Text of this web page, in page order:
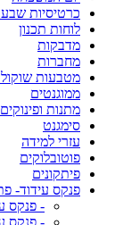
כרטיסיות
לוחות תכנון
מדבקות
מחברות
מטבעות
ממוגנטים
מתנות ופינוקים
סימגנט
עזרי למידה
פוטובלוקים
פיתקונים
פנקס עידוד-
- פנקס
- פנקס